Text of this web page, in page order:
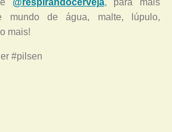
@respirandocerveja, para mais
mundo de água, malte, lúpulo,
mais!
#pilsen